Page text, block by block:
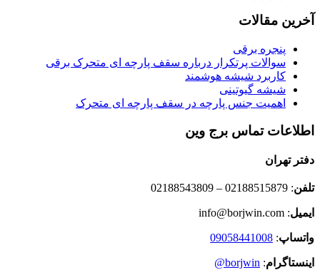
آخرین مقالات
پنجره برقی
سوالات پرتکرار درباره سقف پارچه ای متحرک برقی
کاربرد شیشه هوشمند
شیشه گیوتینی
اهمیت جنس پارچه در سقف پارچه ای متحرک
اطلاعات تماس برج وین
دفتر تهران
تلفن: 02188515879 – 02188543809
ایمیل: info@borjwin.com
واتساپ:
09058441008
اینستاگرام:
borjwin@